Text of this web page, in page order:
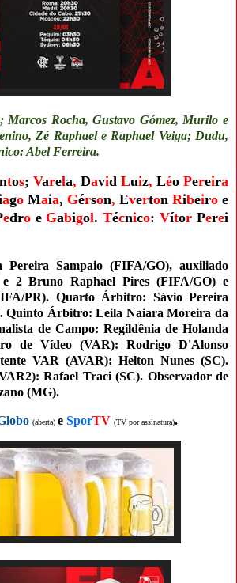
Marcos Rocha, Gustavo Gómez, Murilo e
Zé Raphael e Raphael Veiga; Dudu,
Abel Ferreira.
ntos; Varela, David Luiz, Léo Pereira
agoMaia, Gérson, Everton Ribeiro e
edro e Gabigol.Técnico:Vítor Perei
Pereira Sampaio (FIFA/GO), auxiliado
e 2 Bruno Raphael Pires(FIFA/GO) e
PR). Quarto Árbitro: Sávio Pereira
Quinto Árbitro: Leila Naiara Moreira da
de Campo: Regildênia de Holanda
de Vídeo (VAR): Rodrigo D'Alonso
VAR (AVAR): Helton Nunes (SC).
Rafael Traci (SC). Observador de
(MG).
(aberta) e SporTV (TV por assinatura).